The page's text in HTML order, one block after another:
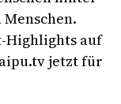
Highlights auf
jetzt für